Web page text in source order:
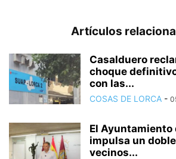
Artículos
Casalduero
choque
con las...
COSAS DE LORCA -
El Ayuntamiento
impulsa un
vecinos...